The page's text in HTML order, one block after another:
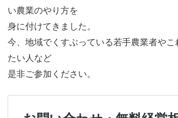
い農業のやり方を
身に付けてきました。
今、地域でくすぶっている若手農業者やこ
たい人など
是非ご参加ください。